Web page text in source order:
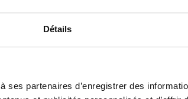
Détails
ses partenaires d’enregistrer des
que « vins de terroir » se prononce «
il est toujours difficile d’être
ne citer que les moins longs à
côté Nantaises… Tabler sur les
tout, le dessous des robes, elles